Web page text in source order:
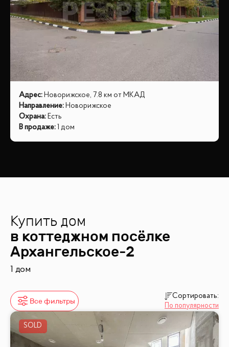
Адрес: Новорижское, 7.8 км от МКАД
Направление: Новорижское
Охрана: Есть
В продаже: 1 дом
Купить дом
в коттеджном посёлке
Архангельское-2
1 дом
Все фильтры
Сортировать:
По популярности